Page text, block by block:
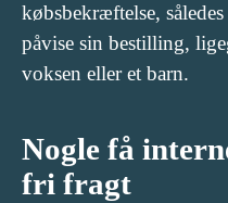
købsbekræftelse,
påvise sin bestilling,
voksen eller et barn.
Nogle få
fri fragt